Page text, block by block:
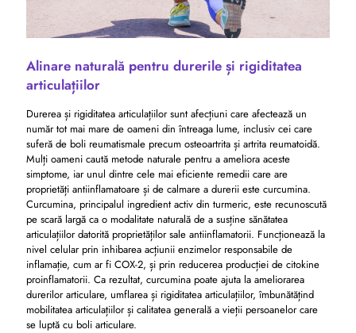
Alinare naturală pentru durerile și rigiditatea
articulațiilor
Durerea și rigiditatea articulațiilor sunt afecțiuni care afectează un
număr tot mai mare de oameni din întreaga lume, inclusiv cei care
suferă de boli reumatismale precum osteoartrita și artrita reumatoidă.
Mulți oameni caută metode naturale pentru a ameliora aceste
simptome, iar unul dintre cele mai eficiente remedii care are
proprietăți antiinflamatoare și de calmare a durerii este curcumina.
Curcumina, principalul ingredient activ din turmeric, este recunoscută
pe scară largă ca o modalitate naturală de a susține sănătatea
articulațiilor datorită proprietăților sale antiinflamatorii. Funcționează la
nivel celular prin inhibarea acțiunii enzimelor responsabile de
inflamație, cum ar fi COX-2, și prin reducerea producției de citokine
proinflamatorii. Ca rezultat, curcumina poate ajuta la ameliorarea
durerilor articulare, umflarea și rigiditatea articulațiilor, îmbunătățind
mobilitatea articulațiilor și calitatea generală a vieții persoanelor care
se luptă cu boli articulare.